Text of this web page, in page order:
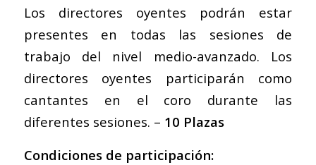
Los directores oyentes podrán estar
presentes en todas las sesiones de
trabajo del nivel medio-avanzado. Los
directores oyentes participarán como
cantantes en el coro durante las
diferentes sesiones. – 10 Plazas
Condiciones de participación: